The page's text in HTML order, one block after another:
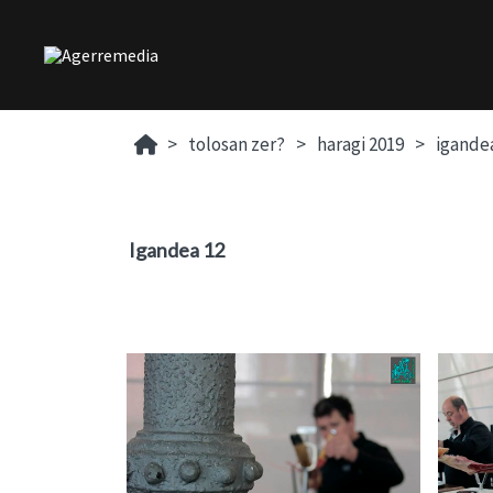
tolosan zer? haragi 2019
Igandea 12